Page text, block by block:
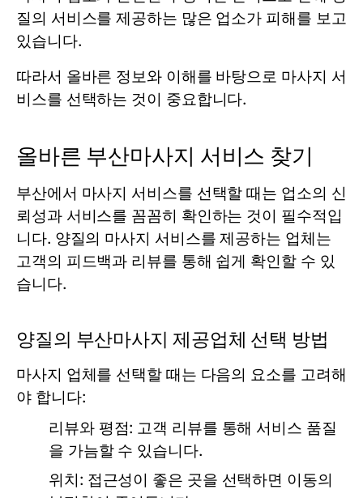
질의 서비스를 제공하는 많은 업소가 피해를 보고
있습니다.
따라서 올바른 정보와 이해를 바탕으로 마사지 서
비스를 선택하는 것이 중요합니다.
올바른 부산마사지 서비스 찾기
부산에서 마사지 서비스를 선택할 때는 업소의 신
뢰성과 서비스를 꼼꼼히 확인하는 것이 필수적입
니다. 양질의 마사지 서비스를 제공하는 업체는
고객의 피드백과 리뷰를 통해 쉽게 확인할 수 있
습니다.
양질의 부산마사지 제공업체 선택 방법
마사지 업체를 선택할 때는 다음의 요소를 고려해
야 합니다:
리뷰와 평점: 고객 리뷰를 통해 서비스 품질
을 가늠할 수 있습니다.
위치: 접근성이 좋은 곳을 선택하면 이동의